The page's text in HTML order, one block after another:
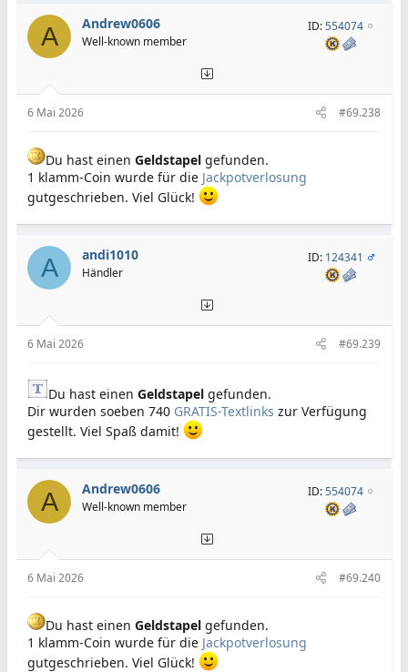
A Andrew0606
Well-known member
ID:554074
6 Mai 2026 #69.238
Du hast einen Geldstapel gefunden.
1 klamm-Coin wurde für die Jackpotverlosung
gutgeschrieben. Viel Glück!
A andi1010
Händler
ID: 124341
6 Mai 2026 #69.239
Du hast einen Geldstapel gefunden.
Dir wurden soeben 740 GRATIS-Textlinks zur Verfügung
gestellt. Viel Spaß damit!
A Andrew0606
Well-known member
ID:554074
6 Mai 2026 #69.240
Du hast einen Geldstapel gefunden.
1 klamm-Coin wurde für die Jackpotverlosung
gutgeschrieben. Viel Glück!